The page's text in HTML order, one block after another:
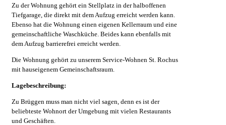
Zu der Wohnung gehört ein Stellplatz in der halboffenen
Tiefgarage, die direkt mit dem Aufzug erreicht werden kann.
Ebenso hat die Wohnung einen eigenen Kellerraum und eine
gemeinschaftliche Waschküche. Beides kann ebenfalls mit
dem Aufzug barrierefrei erreicht werden.
Die Wohnung gehört zu unserem Service-Wohnen St. Rochus
mit hauseigenem Gemeinschaftsraum.
Lagebeschreibung:
Zu Brüggen muss man nicht viel sagen, denn es ist der
beliebteste Wohnort der Umgebung mit vielen Restaurants
und Geschäften.